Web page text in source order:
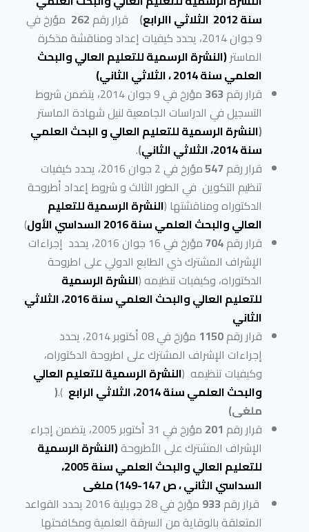
سنة 2012 الثلاثي االرابع
) قرار رقم262 مؤرخ في
9 جوان 2014، يحدد كيفيات إعداد ومناقشة مذكرة
الماستر(النشرة الرسمية للتعليم العالي والبحث
العلمي سنة 2014 ، الثلاثي الثاني)
قرار رقم363
مؤرخ في 9 جوان 2014، يتضمن شروط
التسجيل في الدراسات الجامعية لنيل شهادة الماستر
(النشرة الرسمية للتعليم العالي و البحث العلمي
سنة 2014، الثلاثي الثاني
)
.
قرار رقم547
مؤرخ في 2 جوان 2016، يحدد كيفيات
تنظيم التكوين في الطور الثالث و شروط إعداد أطروحة
الدكتوراه ومناقشتها (النشرة الرسمية للتعليم
العالي والبحث العلمي سنة 2016 السداسي الأول
)
قرار رقم704
مؤرخ في 16 جوان 2016، يحدد إجراءات
الإشراف المشترك ذي الطابع الدولي على اطروحة
الدكتوراه، وكيفيات تنظيمه (النشرة الرسمية
للتعليم العالي والبحث العلمي سنة 2016، الثلاثي
الثاني
قرار رقم1150
مؤرخ في 08 أكتوبر 2014، يحدد
إجراءات الإشراف المشترك على اطروحة الدكتوراه،
وكيفيات تنظيمه (النشرة الرسمية للتعليم العالي
والبحث العلمي سنة 2014، الثلاثي الرابع
).
(
ملغى)
قرار رقم 201
مؤرخ في 31 أكتوبر 2005، يتضمن إجراء
الإشراف المشترك على الأطروحة(النشرة الرسمية
للتعليم العالي والبحث العلمي سنة 2005،
السداسي الثاني ، ص 147-149) ملغى
قرار رقم933
مؤرخ في 28 جويلية 2016 يحدد القواعد
المتعلقة بالوقاية من السرقة العلمية ومكافحتها